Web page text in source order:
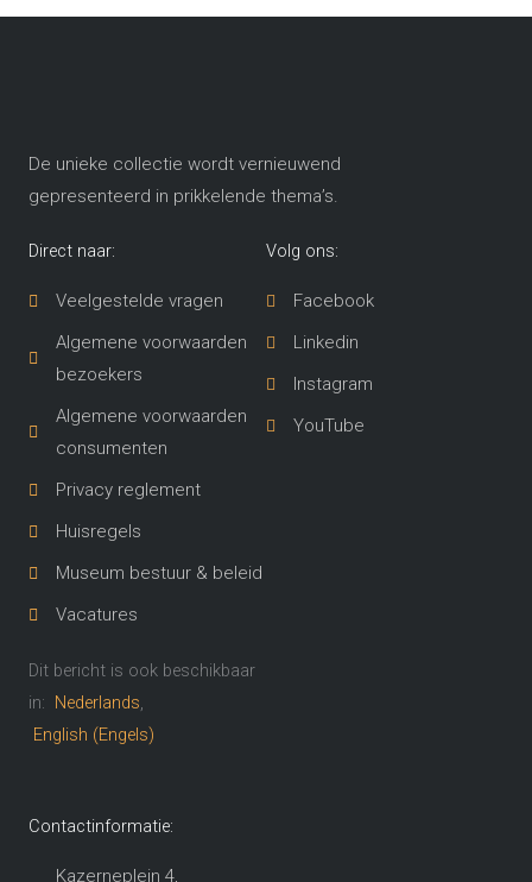
De unieke collectie wordt vernieuwend
gepresenteerd in prikkelende thema’s​.
Direct naar:
Veelgestelde vragen
Algemene voorwaarden
bezoekers
Algemene voorwaarden
consumenten
Privacy reglement
Huisregels
Museum bestuur & beleid
Vacatures
Dit bericht is ook beschikbaar
in: Nederlands
English (Engels)
Volg ons:
Facebook
Linkedin
Instagram
YouTube
Contactinformatie:
Kazerneplein 4,